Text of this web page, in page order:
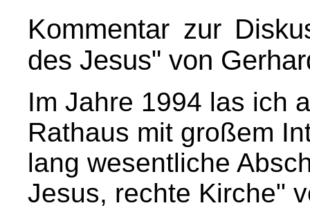
Kommentar zur
des Jesus" von
Im Jahre 1994 las ich
Rathaus mit großem
lang wesentliche
Jesus, rechte Kirche"